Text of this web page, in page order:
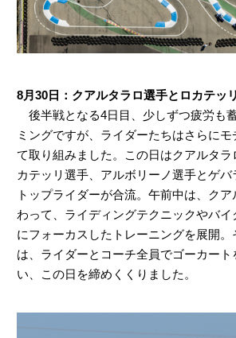
8月30日：クアルタラロ選手とロカテッ
後半戦となる4日目、少しずつ疲労も
ミングですが、ライダーたちはさらに
て取り組みました。この日はクアルタラ
カテッリ選手、アルボリーノ選手とゲ
トップライダーが合流。午前中は、ク
わって、ライディングテクニックやバ
にフォーカスしたトレーニングを展開。
は、ライダーとコーチ全員でゴーカー
い、この日を締めくくりました。